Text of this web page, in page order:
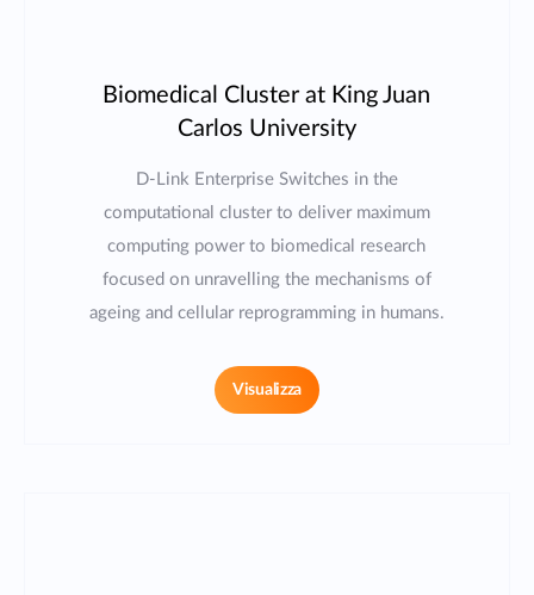
Biomedical Cluster at King Juan
Carlos University
D-Link Enterprise Switches in the
computational cluster to deliver maximum
computing power to biomedical research
focused on unravelling the mechanisms of
ageing and cellular reprogramming in humans.
Visualizza